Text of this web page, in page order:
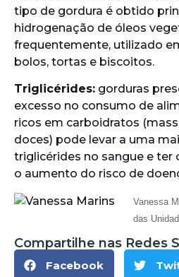
tipo de gordura é obtido
hidrogenação de óleos
frequentemente, utilizado
bolos, tortas e biscoitos.
Triglicérides: gorduras
excesso no consumo de
ricos em carboidratos
doces) pode levar a uma
triglicérides no sangue e ter
o aumento do risco de
Vanessa
das
Compartilhe nas Redes
Facebook